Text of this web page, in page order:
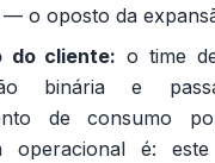
— o oposto da
do cliente: o time
binária e
de consumo
operacional é: